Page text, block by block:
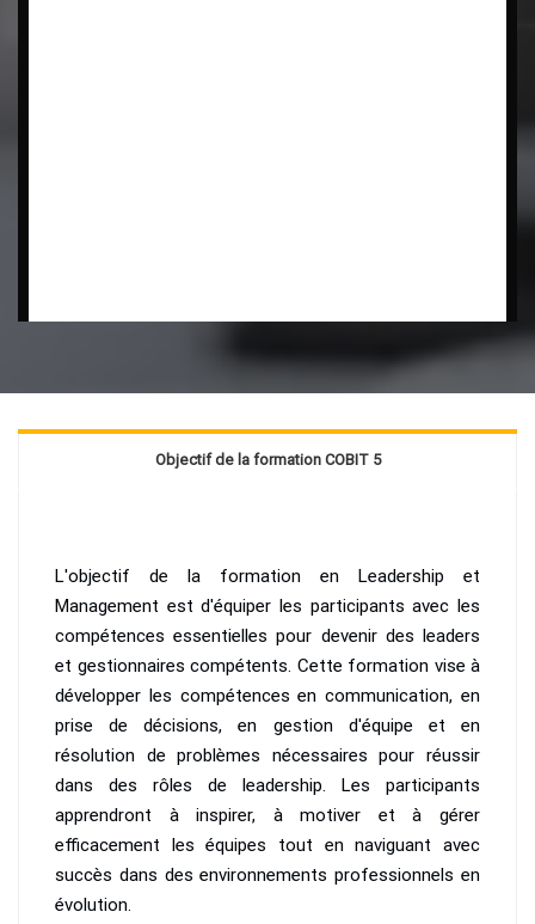
Objectif de la formation COBIT 5
L'objectif de la formation en Leadership et
Management est d'équiper les participants avec les
compétences essentielles pour devenir des leaders
et gestionnaires compétents. Cette formation vise à
développer les compétences en communication, en
prise de décisions, en gestion d'équipe et en
résolution de problèmes nécessaires pour réussir
dans des rôles de leadership. Les participants
apprendront à inspirer, à motiver et à gérer
efficacement les équipes tout en naviguant avec
succès dans des environnements professionnels en
évolution.